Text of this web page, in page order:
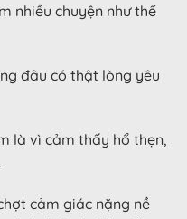
nhiều chuyện như thế
đâu có thật lòng yêu
là vì cảm thấy hổ thẹn,
cảm giác nặng nề